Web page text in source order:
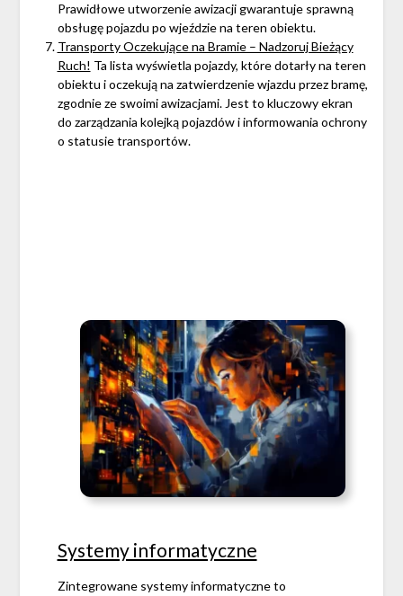
Prawidłowe utworzenie awizacji gwarantuje sprawną
obsługę pojazdu po wjeździe na teren obiektu.
Transporty Oczekujące na Bramie – Nadzoruj Bieżący
Ruch! Ta lista wyświetla pojazdy, które dotarły na teren
obiektu i oczekują na zatwierdzenie wjazdu przez bramę,
zgodnie ze swoimi awizacjami. Jest to kluczowy ekran
do zarządzania kolejką pojazdów i informowania ochrony
o statusie transportów.
Systemy informatyczne
Zintegrowane systemy informatyczne to